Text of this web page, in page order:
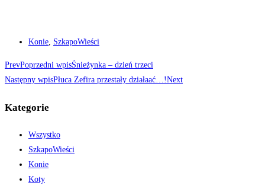
Konie, SzkapoWieści
PrevPoprzedni wpisŚnieżynka – dzień trzeci
Następny wpisPłuca Zefira przestały działaać…!Next
Kategorie
Wszystko
SzkapoWieści
Konie
Koty